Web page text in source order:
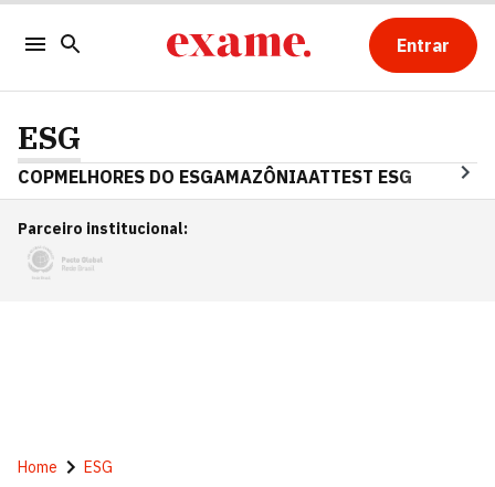
Entrar
ESG
COPMELHORES DO ESGAMAZÔNIAATTEST ESG
Parceiro institucional:
Home ESG